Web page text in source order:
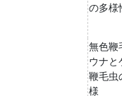
の多様
無色鞭
ウナと
鞭毛虫
様